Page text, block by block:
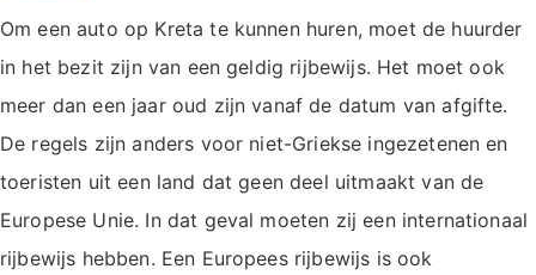
Om een auto op Kreta te kunnen huren, moet de huurder
in het bezit zijn van een geldig rijbewijs. Het moet ook
meer dan een jaar oud zijn vanaf de datum van afgifte.
De regels zijn anders voor niet-Griekse ingezetenen en
toeristen uit een land dat geen deel uitmaakt van de
Europese Unie. In dat geval moeten zij een internationaal
rijbewijs hebben. Een Europees rijbewijs is ook